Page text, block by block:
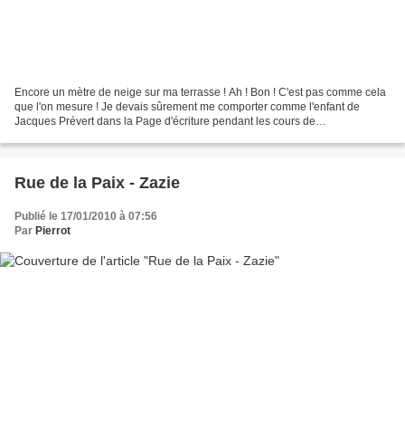
Encore un mètre de neige sur ma terrasse ! Ah ! Bon ! C'est pas comme cela
que l'on mesure ! Je devais sûrement me comporter comme l'enfant de
Jacques Prévert dans la Page d'écriture pendant les cours de
Rue de la Paix - Zazie
Publié le 17/01/2010 à 07:56
Par Pierrot